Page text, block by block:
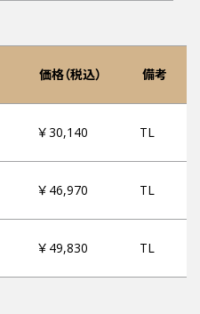
価格（税込） 備考
￥30,140 TL
￥46,970 TL
￥49,830 TL